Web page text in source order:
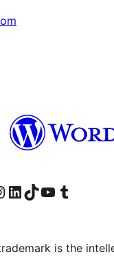
લો અમારા LinkedIn એકાઉન્ટની મુલાકાત લોઅમારા TikTok એકાઉન્ટની મુલાકાત લોઅમારી YouTube ચેનલની મુલાકાત લો અમારા Tumblr એકાઉન્ટની મુલાકાત લો
is the